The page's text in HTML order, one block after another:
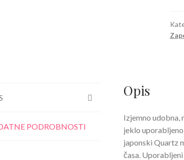
v
PODROBNOSTI
Opis
Izjemno udobna,
jeklo
japonski Quartz
časa.